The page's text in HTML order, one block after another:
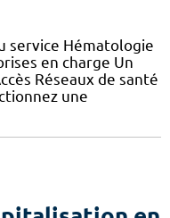
service Hématologie
en charge Un
Réseaux de santé
une